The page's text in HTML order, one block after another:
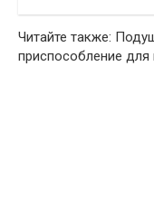
Читайте также:
приспособление